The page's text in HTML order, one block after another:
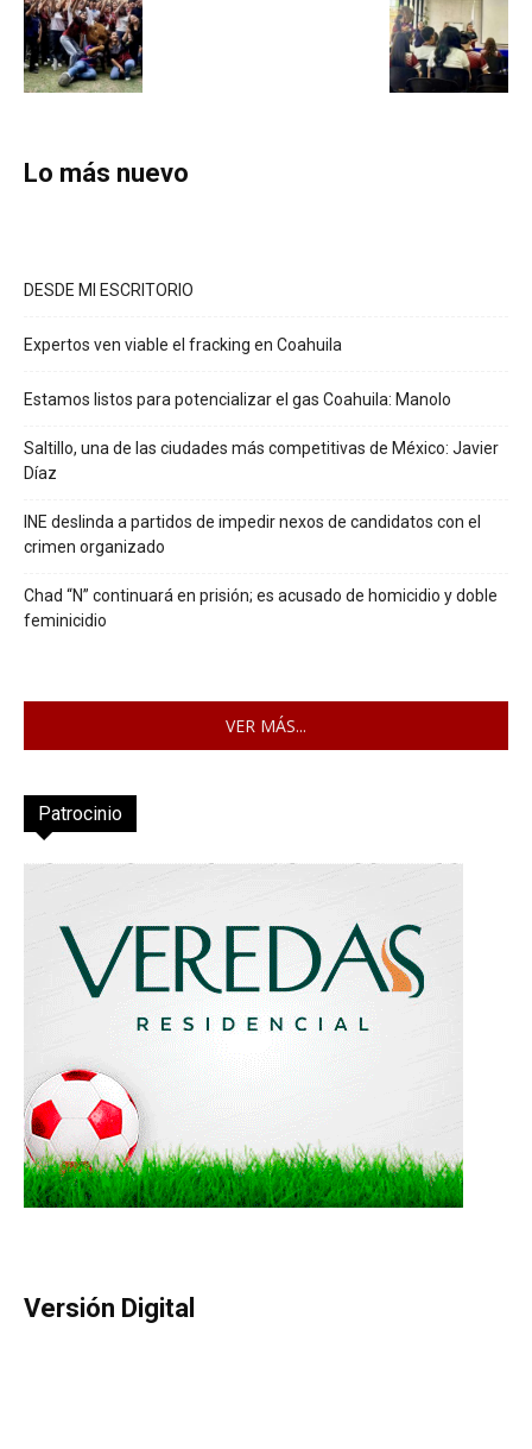
Lo más nuevo
DESDE MI ESCRITORIO
Expertos ven viable el fracking en Coahuila
Estamos listos para potencializar el gas Coahuila: Manolo
Saltillo, una de las ciudades más competitivas de México: Javier
Díaz
INE deslinda a partidos de impedir nexos de candidatos con el
crimen organizado
Chad “N” continuará en prisión; es acusado de homicidio y doble
feminicidio
VER MÁS...
Patrocinio
Versión Digital